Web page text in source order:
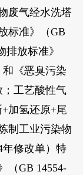
气经水洗塔
标准》（GB
排放标准》
和《恶臭污染
；工艺酸性气
加氢还原+尾
制工业污染物
年修改单）特
（GB 14554-